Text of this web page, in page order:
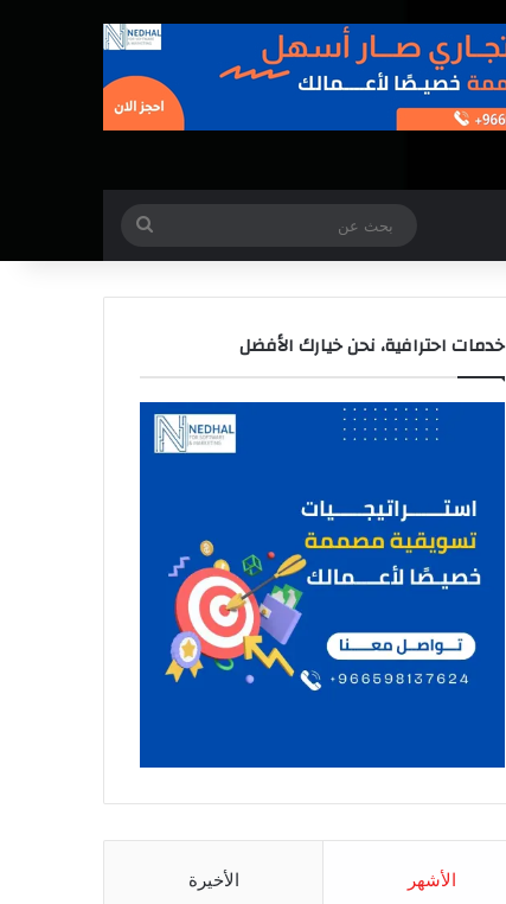
عن
خدمات احترافية، نحن خيارك الأفضل
الأشهر الأخيرة